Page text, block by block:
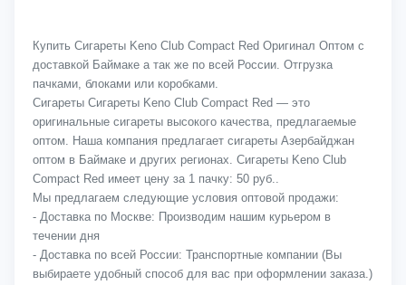
Купить Сигареты Keno Club Compact Red Оригинал Оптом с
доставкой Баймаке а так же по всей России. Отгрузка
пачками, блоками или коробками.
Сигареты Сигареты Keno Club Compact Red — это
оригинальные сигареты высокого качества, предлагаемые
оптом. Наша компания предлагает сигареты Азербайджан
оптом в Баймаке и других регионах. Сигареты Keno Club
Compact Red имеет цену за 1 пачку: 50 руб..
Мы предлагаем следующие условия оптовой продажи:
- Доставка по Москве: Производим нашим курьером в
течении дня
- Доставка по всей России: Транспортные компании (Вы
выбираете удобный способ для вас при оформлении заказа.)